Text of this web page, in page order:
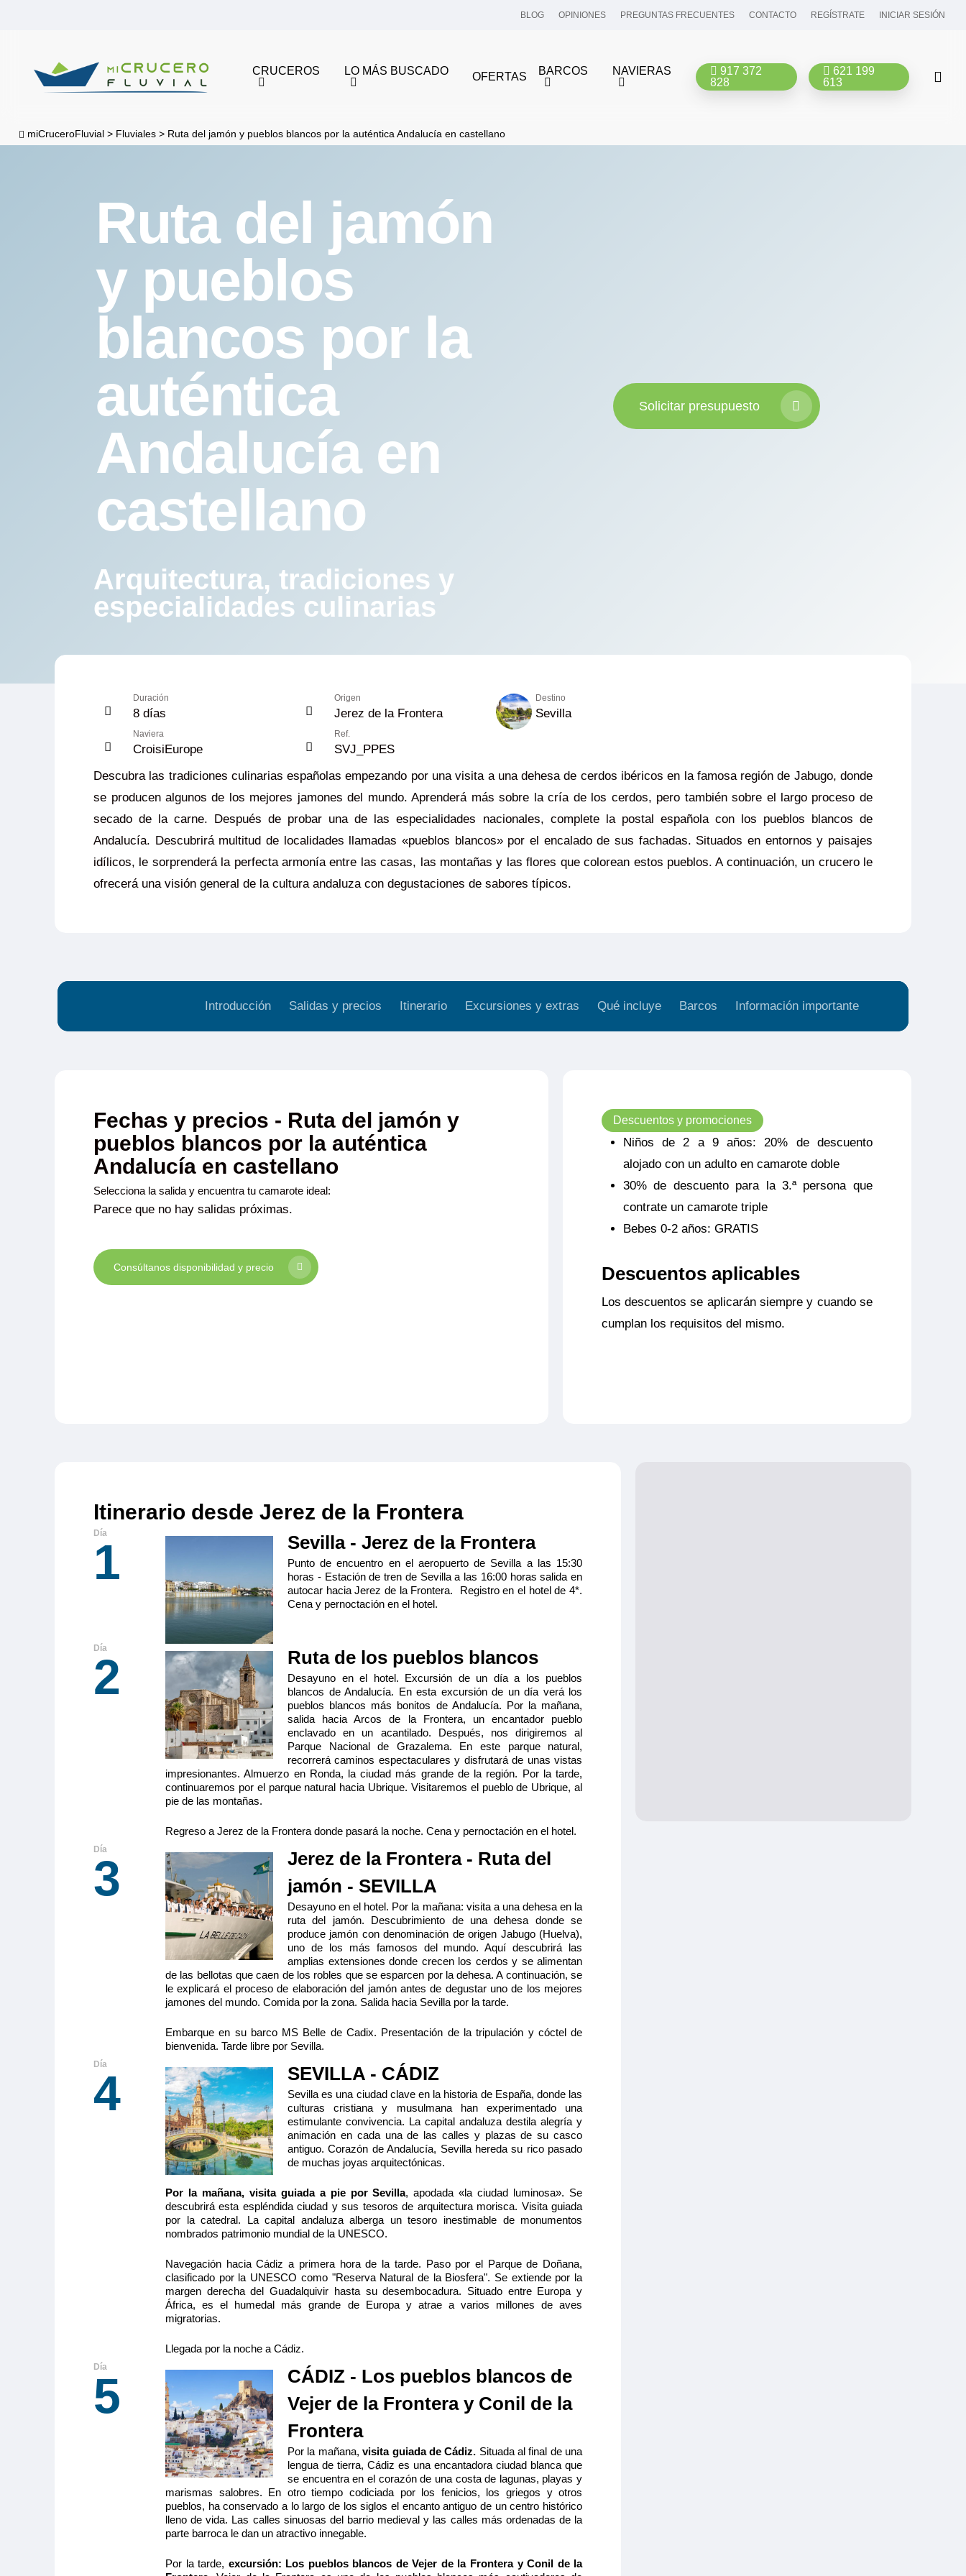
content
BLOG OPINIONES PREGUNTAS FRECUENTES CONTACTO REGÍSTRATE INICIAR SESIÓN
CRUCEROS LO MÁS BUSCADO OFERTAS BARCOS NAVIERAS
917 372
828
621 199
613
miCruceroFluvial > Fluviales> Ruta del jamón y pueblos blancos por la auténtica Andalucía en castellano
Ruta del jamón
y pueblos
blancos por la
auténtica
Andalucía en
castellano
Arquitectura, tradiciones y
especialidades culinarias
Solicitar presupuesto
Duración
8 días
Origen
Jerez de la Frontera
Destino
Sevilla
Naviera
CroisiEurope
Ref.
SVJ_PPES
Descubra las tradiciones culinarias españolas empezando por una visita a una dehesa de cerdos ibéricos en la famosa región de Jabugo, donde
se producen algunos de los mejores jamones del mundo. Aprenderá más sobre la cría de los cerdos, pero también sobre el largo proceso de
secado de la carne. Después de probar una de las especialidades nacionales, complete la postal española con los pueblos blancos de
Andalucía. Descubrirá multitud de localidades llamadas «pueblos blancos» por el encalado de sus fachadas. Situados en entornos y paisajes
idílicos, le sorprenderá la perfecta armonía entre las casas, las montañas y las flores que colorean estos pueblos. A continuación, un crucero le
ofrecerá una visión general de la cultura andaluza con degustaciones de sabores típicos.
Introducción Salidas y precios Itinerario Excursiones y extras Qué incluye Barcos Información importante
Fechas y precios - Ruta del jamón y
pueblos blancos por la auténtica
Andalucía en castellano
Selecciona la salida y encuentra tu camarote ideal:
Parece que no hay salidas próximas.
Consúltanos disponibilidad y precio
Descuentos y promociones
Niños de 2 a 9 años: 20% de descuento
alojado con un adulto en camarote doble
30% de descuento para la 3.ª persona que
contrate un camarote triple
Bebes 0-2 años: GRATIS
Descuentos aplicables
Los descuentos se aplicarán siempre y cuando se
cumplan los requisitos del mismo.
Itinerario desde Jerez de la Frontera
1 Sevilla - Jerez de la Frontera
Punto de encuentro en el aeropuerto de Sevilla a las 15:30
horas - Estación de tren de Sevilla a las 16:00 horas salida en
autocar hacia Jerez de la Frontera. Registro en el hotel de 4*.
Cena y pernoctación en el hotel.
2 Ruta de los pueblos blancos
Desayuno en el hotel. Excursión de un día a los pueblos
blancos de Andalucía. En esta excursión de un día verá los
pueblos blancos más bonitos de Andalucía. Por la mañana,
salida hacia Arcos de la Frontera, un encantador pueblo
enclavado en un acantilado. Después, nos dirigiremos al
Parque Nacional de Grazalema. En este parque natural,
recorrerá caminos espectaculares y disfrutará de unas vistas
impresionantes. Almuerzo en Ronda, la ciudad más grande de la región. Por la tarde,
continuaremos por el parque natural hacia Ubrique. Visitaremos el pueblo de Ubrique, al
pie de las montañas.
Regreso a Jerez de la Frontera donde pasará la noche. Cena y pernoctación en el hotel.
3
Jerez de la Frontera - Ruta del
jamón - SEVILLA
Desayuno en el hotel. Por la mañana: visita a una dehesa en la
ruta del jamón. Descubrimiento de una dehesa donde se
produce jamón con denominación de origen Jabugo (Huelva),
uno de los más famosos del mundo. Aquí descubrirá las
amplias extensiones donde crecen los cerdos y se alimentan
de las bellotas que caen de los robles que se esparcen por la dehesa. A continuación, se
le explicará el proceso de elaboración del jamón antes de degustar uno de los mejores
jamones del mundo. Comida por la zona. Salida hacia Sevilla por la tarde.
Embarque en su barco MS Belle de Cadix. Presentación de la tripulación y cóctel de
bienvenida. Tarde libre por Sevilla.
4 SEVILLA - CÁDIZ
Sevilla es una ciudad clave en la historia de España, donde las
culturas cristiana y musulmana han experimentado una
estimulante convivencia. La capital andaluza destila alegría y
animación en cada una de las calles y plazas de su casco
antiguo. Corazón de Andalucía, Sevilla hereda su rico pasado
de muchas joyas arquitectónicas.
Por la mañana, visita guiada a pie por Sevilla, apodada «la ciudad luminosa». Se
descubrirá esta espléndida ciudad y sus tesoros de arquitectura morisca. Visita guiada
por la catedral. La capital andaluza alberga un tesoro inestimable de monumentos
nombrados patrimonio mundial de la UNESCO.
Navegación hacia Cádiz a primera hora de la tarde. Paso por el Parque de Doñana,
clasificado por la UNESCO como "Reserva Natural de la Biosfera". Se extiende por la
margen derecha del Guadalquivir hasta su desembocadura. Situado entre Europa y
África, es el humedal más grande de Europa y atrae a varios millones de aves
migratorias.
Llegada por la noche a Cádiz.
5
CÁDIZ - Los pueblos blancos de
Vejer de la Frontera y Conil de la
Frontera
Por la mañana,visita guiada de Cádiz. Situada al final de una
lengua de tierra, Cádiz es una encantadora ciudad blanca que
se encuentra en el corazón de una costa de lagunas, playas y
marismas salobres. En otro tiempo codiciada por los fenicios, los griegos y otros
pueblos, ha conservado a lo largo de los siglos el encanto antiguo de un centro histórico
lleno de vida. Las calles sinuosas del barrio medieval y las calles más ordenadas de la
parte barroca le dan un atractivo innegable.
Por la tarde, excursión: Los pueblos blancos de Vejer de la Frontera y Conil de la